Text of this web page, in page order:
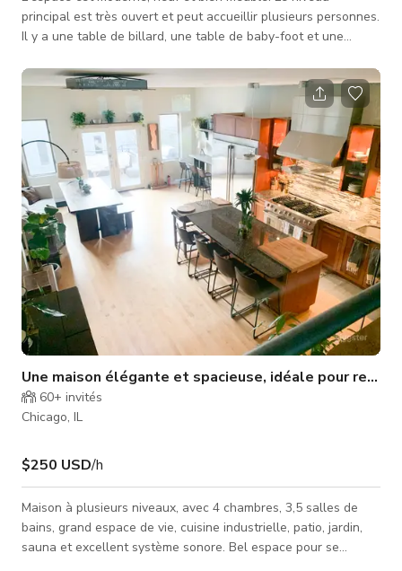
principal est très ouvert et peut accueillir plusieurs personnes.
Il y a une table de billard, une table de baby-foot et une
pieds carrés, il offre une vue incroyable sur la ville, une
grande cuisine extérieure, des chauffages et de la musique.
Une maison élégante et spacieuse, idéale pour
60+ invités
Chicago, IL
$250 USD/h
Maison à plusieurs niveaux, avec 4 chambres, 3,5 salles de
bains, grand espace de vie, cuisine industrielle, patio, jardin,
sauna et excellent système sonore. Bel espace pour se